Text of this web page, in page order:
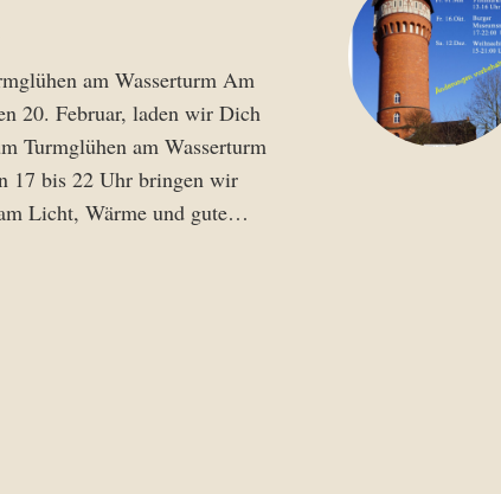
am Wasserturm Am
20. Februar, laden wir Dich
Turmglühen am Wasserturm
17 bis 22 Uhr bringen wir
Licht, Wärme und gute…